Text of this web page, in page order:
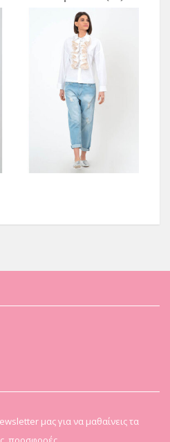
μας για να μαθαίνεις τα